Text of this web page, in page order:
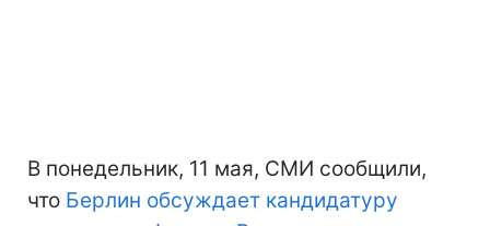
В понедельник, 11 мая, СМИ сообщили,
что Берлин обсуждает кандидатуру